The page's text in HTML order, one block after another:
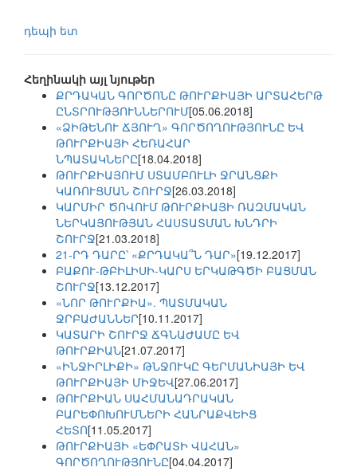
դեպի ետ
Հեղինակի այլ նյութեր
ՔՐԴԱԿԱՆ ԳՈՐԾՈՆԸ ԹՈՒՐՔԻԱՅԻ ԱՐՏԱՀԵՐԹ
ԸՆՏՐՈՒԹՅՈՒՆՆԵՐՈՒՄ[05.06.2018]
«ՁԻԹԵՆՈՒ ՃՅՈՒՂ» ԳՈՐԾՈՂՈՒԹՅՈՒՆԸ ԵՎ
ԹՈՒՐՔԻԱՅԻ ՀԵՌԱՀԱՐ
ՆՊԱՏԱԿՆԵՐԸ[18.04.2018]
ԹՈՒՐՔԻԱՅՈՒՄ ՍՏԱՄԲՈՒԼԻ ՋՐԱՆՑՔԻ
ԿԱՌՈՒՑՄԱՆ ՇՈՒՐՋ[26.03.2018]
ԿԱՐՄԻՐ ԾՈՎՈՒՄ ԹՈՒՐՔԻԱՅԻ ՌԱԶՄԱԿԱՆ
ՆԵՐԿԱՅՈՒԹՅԱՆ ՀԱՍՏԱՏՄԱՆ ԽՆԴՐԻ
ՇՈՒՐՋ[21.03.2018]
21-ՐԴ ԴԱՐԸ՝ «ՔՐԴԱԿԱ՞Ն ԴԱՐ»[19.12.2017]
ԲԱՔՈՒ-ԹԲԻԼԻՍԻ-ԿԱՐՍ ԵՐԿԱԹԳԾԻ ԲԱՑՄԱՆ
ՇՈՒՐՋ[13.12.2017]
«ՆՈՐ ԹՈՒՐՔԻԱ». ՊԱՏՄԱԿԱՆ
ՋՐԲԱԺԱՆՆԵՐ[10.11.2017]
ԿԱՏԱՐԻ ՇՈՒՐՋ ՃԳՆԱԺԱՄԸ ԵՎ
ԹՈՒՐՔԻԱՆ[21.07.2017]
«ԻՆՋԻՐԼԻՔԻ» ԹՆՋՈՒԿԸ ԳԵՐՄԱՆԻԱՅԻ ԵՎ
ԹՈՒՐՔԻԱՅԻ ՄԻՋԵՎ[27.06.2017]
ԹՈՒՐՔԻԱՆ ՍԱՀՄԱՆԱԴՐԱԿԱՆ
ԲԱՐԵՓՈԽՈՒՄՆԵՐԻ ՀԱՆՐԱՔՎԵԻՑ
ՀԵՏՈ[11.05.2017]
ԹՈՒՐՔԻԱՅԻ «ԵՓՐԱՏԻ ՎԱՀԱՆ»
ԳՈՐԾՈՂՈՒԹՅՈՒՆԸ[04.04.2017]